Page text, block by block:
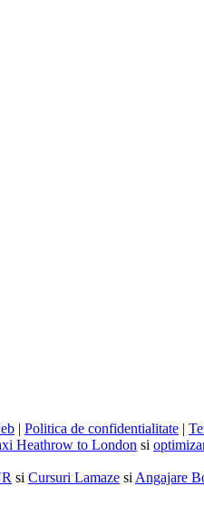
| Politica de confidentialitate |
Heathrow to London si
si Cursuri Lamaze si Angajare